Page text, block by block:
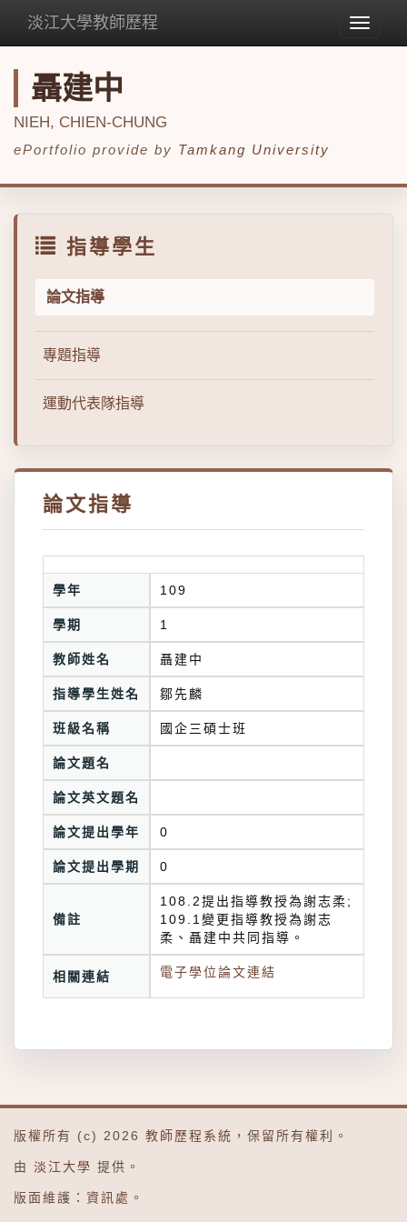
Toggle
淡江大學教師歷程
聶建中
NIEH, CHIEN-CHUNG
ePortfolio provide by Tamkang University
指導學生
論文指導
專題指導
運動代表隊指導
論文指導
學年 109
學期 1
教師姓名 聶建中
指導學生姓名 鄒先麟
班級名稱 國企三碩士班
論文題名
論文英文題名
論文提出學年 0
論文提出學期 0
備註
108.2提出指導教授為謝志柔;
109.1變更指導教授為謝志
柔、聶建中共同指導。
相關連結 電子學位論文連結
版權所有 (c) 2026 教師歷程系統 ，保留所有權利。
由 淡江大學 提供。
版面維護： 資訊處 。